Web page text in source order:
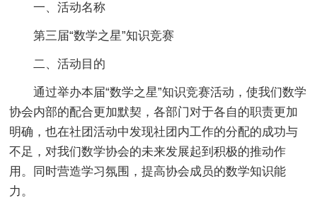
一、活动名称
第三届“数学之星”知识竞赛
二、活动目的
通过举办本届“数学之星”知识竞赛活动，使我们数学
协会内部的配合更加默契，各部门对于各自的职责更加
明确，也在社团活动中发现社团内工作的分配的成功与
不足，对我们数学协会的未来发展起到积极的推动作
用。同时营造学习氛围，提高协会成员的数学知识能
力。